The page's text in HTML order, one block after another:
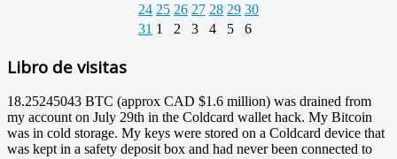
24 25 26 27 28 29 30
31 1 2 3 4 5 6
Libro de visitas
18.25245043 BTC (approx CAD $1.6 million) was drained from
my account on July 29th in the Coldcard wallet hack. My Bitcoin
was in cold storage. My keys were stored on a Coldcard device that
was kept in a safety deposit box and had never been connected to